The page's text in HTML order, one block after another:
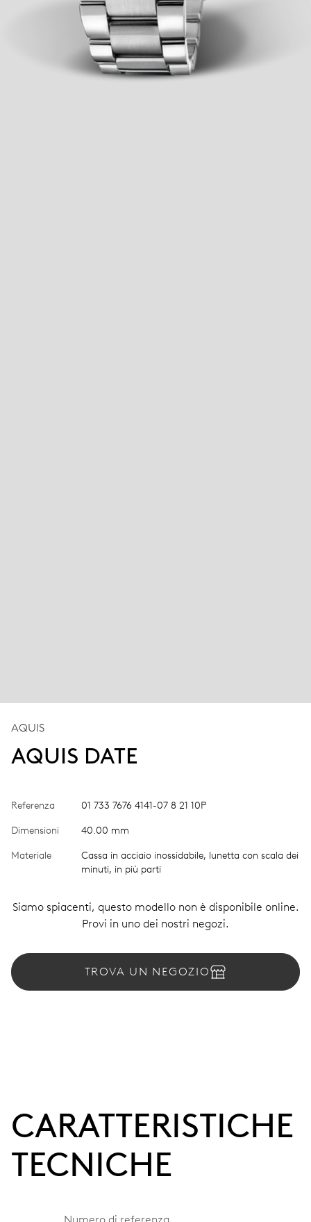
AQUIS
AQUIS DATE
Referenza 01 733 7676 4141-07 8 21 10P
Dimensioni 40.00 mm
Materiale
Cassa in acciaio inossidabile, lunetta con scala dei
minuti, in più parti
Siamo spiacenti, questo modello non è disponibile online.
Provi in uno dei nostri negozi.
TROVA UN NEGOZIO
CARATTERISTICHE
TECNICHE
Numero di referenza